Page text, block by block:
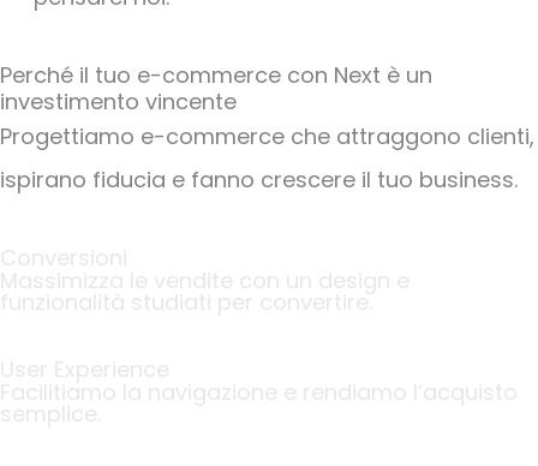
Perché il tuo e-commerce con Next è un
investimento vincente
Progettiamo e-commerce che attraggono clienti,
ispirano fiducia e fanno crescere il tuo business.
Conversioni
Massimizza le vendite con un design e
funzionalità studiati per convertire.
User Experience
Facilitiamo la navigazione e rendiamo l’acquisto
semplice.